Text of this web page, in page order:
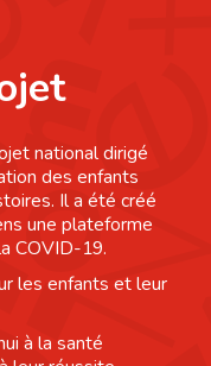
national dirigé
des enfants
Il a été créé
une plateforme
COVID-19.
les enfants et leur
à la santé